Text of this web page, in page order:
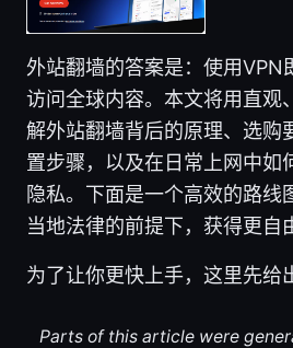
外站翻墙的答案是：使用VPN
访问全球内容。本文将用直观
解外站翻墙背后的原理、选购
置步骤，以及在日常上网中如
隐私。下面是一个高效的路线
当地法律的前提下，获得更自
为了让你更快上手，这里先给
Parts of this article were